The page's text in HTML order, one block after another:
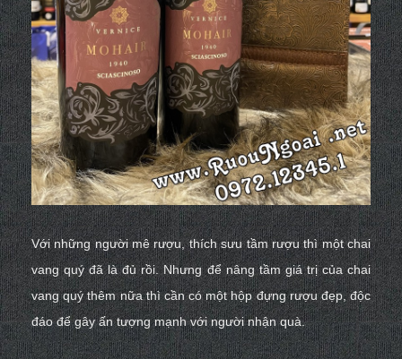
Với những người mê rượu, thích sưu tầm rượu thì một chai
vang quý đã là đủ rồi. Nhưng để nâng tầm giá trị của chai
vang quý thêm nữa thì cần có một hộp đựng rượu đẹp, độc
đáo để gây ấn tượng mạnh với người nhận quà.